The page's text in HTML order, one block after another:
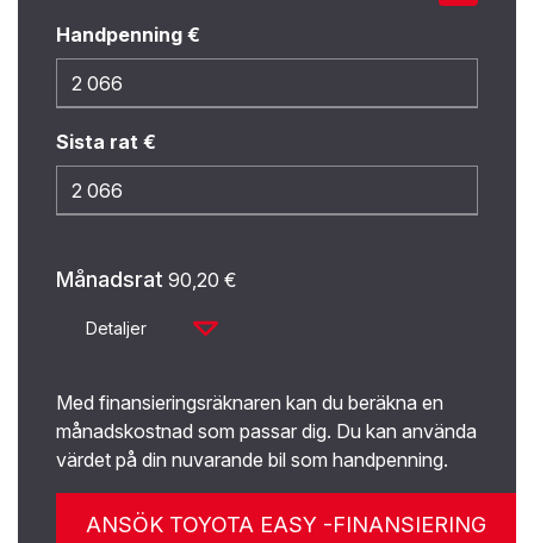
Handpenning €
Sista rat €
Månadsrat 90,20 €
Detaljer
Med finansieringsräknaren kan du beräkna en
månadskostnad som passar dig. Du kan använda
värdet på din nuvarande bil som handpenning.